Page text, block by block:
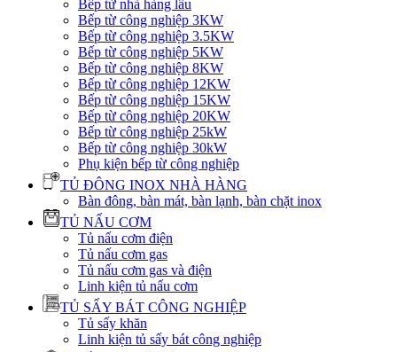
Bếp từ nhà hàng lẩu
Bếp từ công nghiệp 3KW
Bếp từ công nghiệp 3.5KW
Bếp từ công nghiệp 5KW
Bếp từ công nghiệp 8KW
Bếp từ công nghiệp 12KW
Bếp từ công nghiệp 15KW
Bếp từ công nghiệp 20KW
Bếp từ công nghiệp 25kW
Bếp từ công nghiệp 30kW
Phụ kiện bếp từ công nghiệp
TỦ ĐÔNG INOX NHÀ HÀNG
Bàn đông, bàn mát, bàn lạnh, bàn chặt inox
TỦ NẤU CƠM
Tủ nấu cơm điện
Tủ nấu cơm gas
Tủ nấu cơm gas và điện
Linh kiện tủ nấu cơm
TỦ SẤY BÁT CÔNG NGHIỆP
Tủ sấy khăn
Linh kiện tủ sấy bát công nghiệp